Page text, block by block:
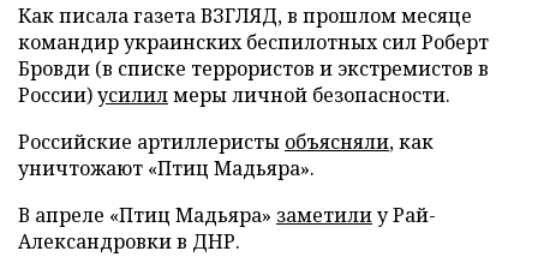
Как писала газета ВЗГЛЯД, в прошлом месяце
командир украинских беспилотных сил Роберт
Бровди (в списке террористов и экстремистов в
России)усилилмеры личной безопасности.
Российские артиллеристы объясняли, как
уничтожают «Птиц Мадьяра».
В апреле «Птиц Мадьяра» заметилиу Рай-
Александровки в ДНР.